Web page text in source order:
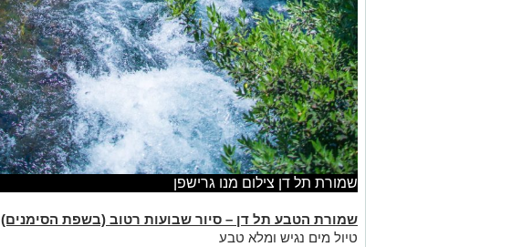
שמורת תל דן צילום מנו גרישפן
שמורת הטבע תל דן – סיור שבועות רטוב (בשפת הסימנים)
טיול מים נגיש ומלא טבע